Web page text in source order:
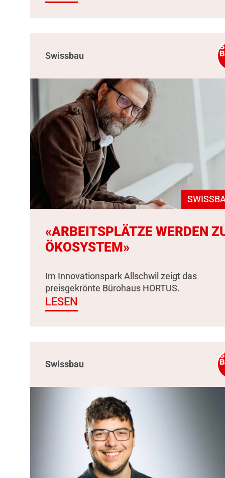
Swissbau
«ARBEITSPLÄTZE WERDEN
ÖKOSYSTEM»
Im Innovationspark Allschwil zeigt das
preisgekrönte Bürohaus HORTUS.
LESEN
Swissbau